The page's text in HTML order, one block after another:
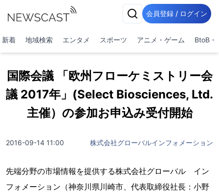
会員登録 / ログイン
新着 地域検索 エンタメ スポーツ アニメ・ゲーム BtoB・
国際会議 「欧州フローケミストリー会
議 2017年」(Select Biosciences, Ltd.
主催）の参加お申込み受付開始
2016-09-14 11:00 株式会社グローバルインフォメーション
先端分野の市場情報を提供する株式会社グローバル イン
フォメーション（神奈川県川崎市、代表取締役社長：小野